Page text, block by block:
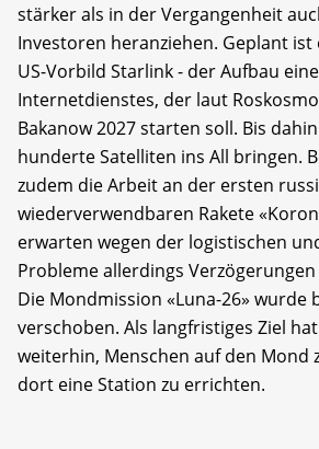
stärker als in der Vergangenheit
Investoren heranziehen. Geplant ist
US-Vorbild Starlink - der Aufbau
Internetdienstes, der laut
Bakanow 2027 starten soll. Bis
hunderte Satelliten ins All bringen.
zudem die Arbeit an der ersten
wiederverwendbaren Rakete
erwarten wegen der logistischen
Probleme allerdings
Die Mondmission «Luna-26» wurde
verschoben. Als langfristiges Ziel
weiterhin, Menschen auf den Mond
dort eine Station zu errichten.